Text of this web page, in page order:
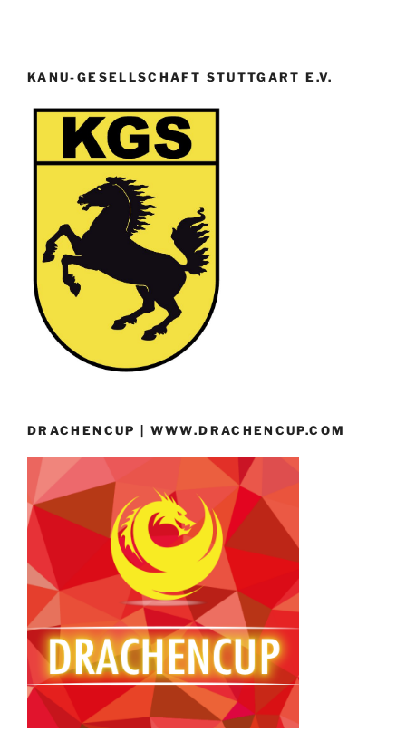
KANU-GESELLSCHAFT STUTTGART E.V.
DRACHENCUP | WWW.DRACHENCUP.COM